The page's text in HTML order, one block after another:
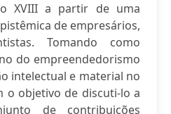
XVIII a partir de uma
de empresários,
Tomando como
do empreendedorismo
intelectual e material no
o objetivo de discuti-lo a
de contribuições